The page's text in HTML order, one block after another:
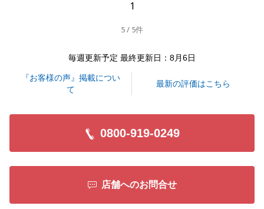
今後とも何卒よろしくお願い致します。
1
5 / 5件
毎週更新予定 最終更新日：8月6日
『お客様の声』掲載につい
て
最新の評価はこちら
0800-919-0249
店舗へのお問合せ